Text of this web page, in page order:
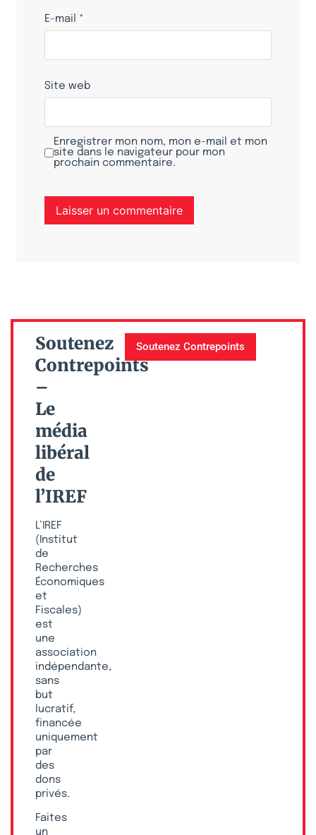
E-mail *
Site web
Enregistrer mon nom, mon e-mail et mon
site dans le navigateur pour mon
prochain commentaire.
Soutenez
Contrepoints
–
Le
média
libéral
de
l’IREF
L’IREF
(Institut
de
Recherches
Économiques
et
Fiscales)
est
une
association
indépendante,
sans
but
lucratif,
financée
uniquement
par
des
dons
privés.
Faites
un
Soutenez Contrepoints